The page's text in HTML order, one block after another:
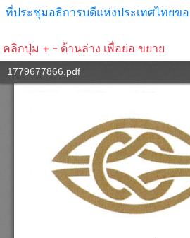
ที่ประชุมอธิการบดีแห่งประเทศไทยข
คลิกปุ่ม + - ด้านล่าง เพื่อย่อ ขยาย